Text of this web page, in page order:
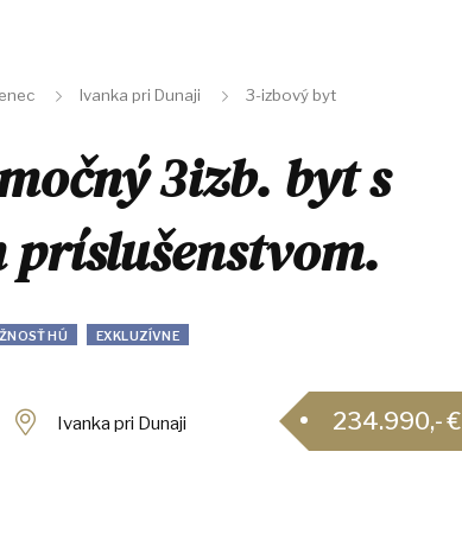
Ivanka pri Dunaji 3-izbový byt
3izb. byt s
HÚ EXKLUZÍVNE
Ivanka pri Dunaji 234.990,- €